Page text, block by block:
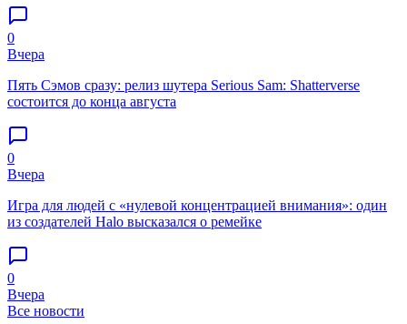
0
Вчера
Пять Сэмов сразу: релиз шутера Serious Sam: Shatterverse
состоится до конца августа
0
Вчера
Игра для людей с «нулевой концентрацией внимания»: один
из создателей Halo высказался о ремейке
0
Вчера
Все новости